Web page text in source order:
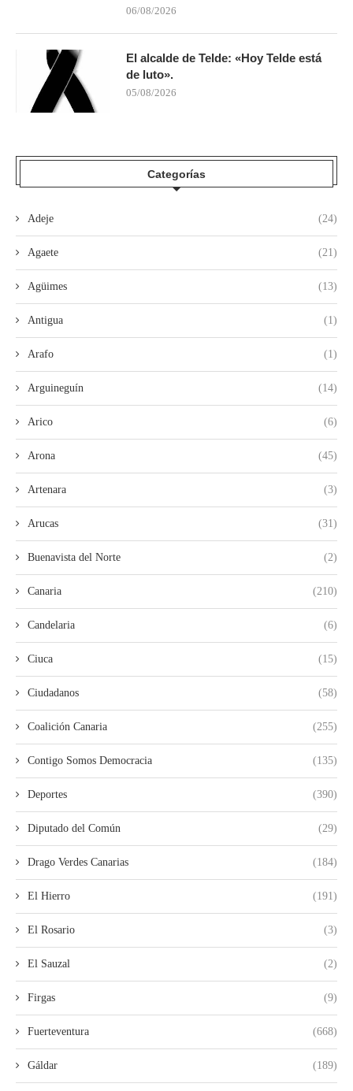
06/08/2026
El alcalde de Telde: «Hoy Telde está
de luto».
05/08/2026
Categorías
Adeje (24)
Agaete (21)
Agüimes (13)
Antigua (1)
Arafo (1)
Arguineguín (14)
Arico (6)
Arona (45)
Artenara (3)
Arucas (31)
Buenavista del Norte (2)
Canaria (210)
Candelaria (6)
Ciuca (15)
Ciudadanos (58)
Coalición Canaria (255)
Contigo Somos Democracia (135)
Deportes (390)
Diputado del Común (29)
Drago Verdes Canarias (184)
El Hierro (191)
El Rosario (3)
El Sauzal (2)
Firgas (9)
Fuerteventura (668)
Gáldar (189)